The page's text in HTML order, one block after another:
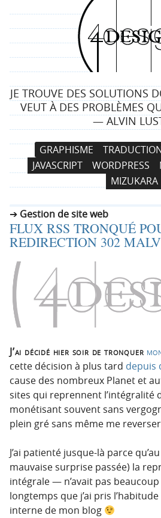
JE TROUVE DES SOLUTIONS
VEUT À DES PROBLÈMES
— ALVIN
a
t
i
n
r
c
i
p
a
l
e
a
u
c
n
e
n
GRAPHISME
JAVASCRIPT
WORDPRESS
MIZUKARA
Gestion de site web
FLUX RSS TRONQUÉ
REDIRECTION 302
J’ai décidé hier soir de tronquer
cette décision à plus tard depuis
cause des nombreux Planet et
sites qui reprennent l’intégralité
monétisant souvent sans
plein gré sans même me
J’ai patienté jusque-là parce
mauvaise surprise passée) la
intégrale — n’avait pas beaucoup
longtemps que j’ai pris
interne de mon blog